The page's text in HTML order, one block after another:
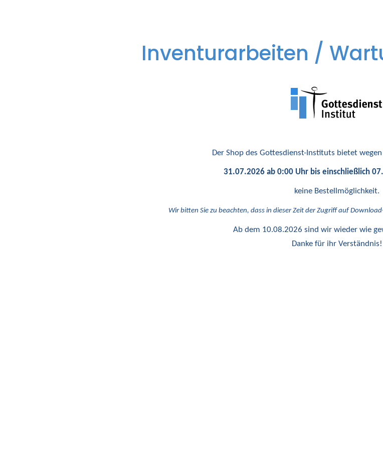
Inventurarbeiten /
Der Shop des Gottesdienst-Instituts bietet
31.07.2026 ab 0:00 Uhr bis einschließlich
keine Bestellmöglichkeit.
Wir bitten Sie zu beachten, dass in dieser Zeit der Zugriff auf
Ab dem 10.08.2026 sind wir wieder wie
Danke für ihr Verständnis!